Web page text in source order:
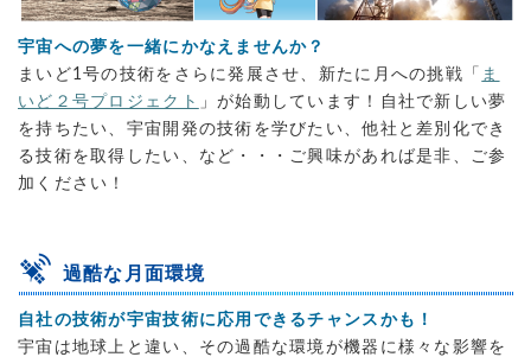
宇宙への夢を一緒にかなえませんか？
まいど1号の技術をさらに発展させ、新たに月への挑戦「
ま
いど２号プロジェクト
」が始動しています！自社で新しい夢
を持ちたい、宇宙開発の技術を学びたい、他社と差別化でき
る技術を取得したい、など・・・ご興味があれば是非、ご参
加ください！
過酷な月面環境
自社の技術が宇宙技術に応用できるチャンスかも！
宇宙は地球上と違い、その過酷な環境が機器に様々な影響を